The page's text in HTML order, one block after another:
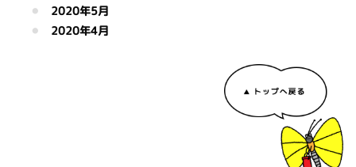
2020年5月
2020年4月